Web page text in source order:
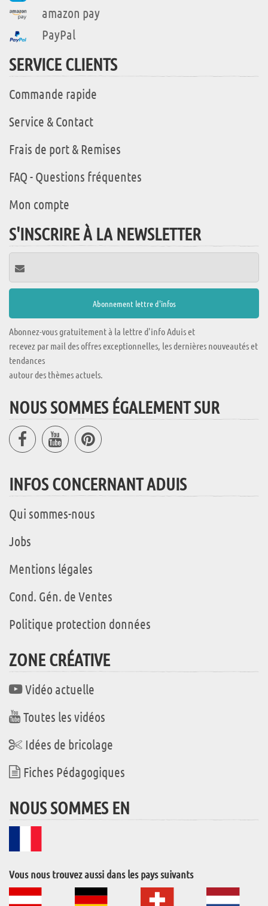
amazon pay
PayPal
SERVICE CLIENTS
Commande rapide
Service & Contact
Frais de port & Remises
FAQ - Questions fréquentes
Mon compte
S'INSCRIRE À LA NEWSLETTER
Abonnez-vous gratuitement à la lettre d'info Aduis et
recevez par mail des offres exceptionnelles, les dernières nouveautés et
tendances
autour des thèmes actuels.
NOUS SOMMES ÉGALEMENT SUR
INFOS CONCERNANT ADUIS
Qui sommes-nous
Jobs
Mentions légales
Cond. Gén. de Ventes
Politique protection données
ZONE CRÉATIVE
Vidéo actuelle
Toutes les vidéos
Idées de bricolage
Fiches Pédagogiques
NOUS SOMMES EN
Vous nous trouvez aussi dans les pays suivants